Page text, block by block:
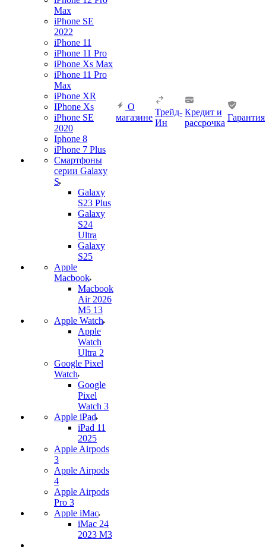
Max
iPhone SE
2022
iPhone 11
iPhone 11 Pro
iPhone Xs Max
iPhone 11 Pro
Max
iPhone XR
IPhone Xs
iPhone SE
2020
Iphone 8
iPhone 7 Plus
Смартфоны
серии Galaxy
S
Galaxy
S23 Plus
Galaxy
S24
Ultra
Galaxy
S25
Apple
Macbook
Macbook
Air 2026
M5 13
Apple Watch
Apple
Watch
Ultra 2
Google Pixel
Watch
Google
Pixel
Watch 3
Apple iPad
iPad 11
2025
Apple Airpods
3
Apple Airpods
4
Apple Airpods
Pro 3
Apple iMac
iMac 24
2023 M3
О
магазине
Трейд-
Ин
Кредит и
рассрочка
Гарантия